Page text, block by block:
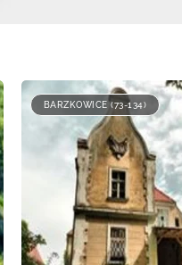
BARZKOWICE (73-134)